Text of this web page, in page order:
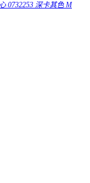
0732253 深卡其色 M